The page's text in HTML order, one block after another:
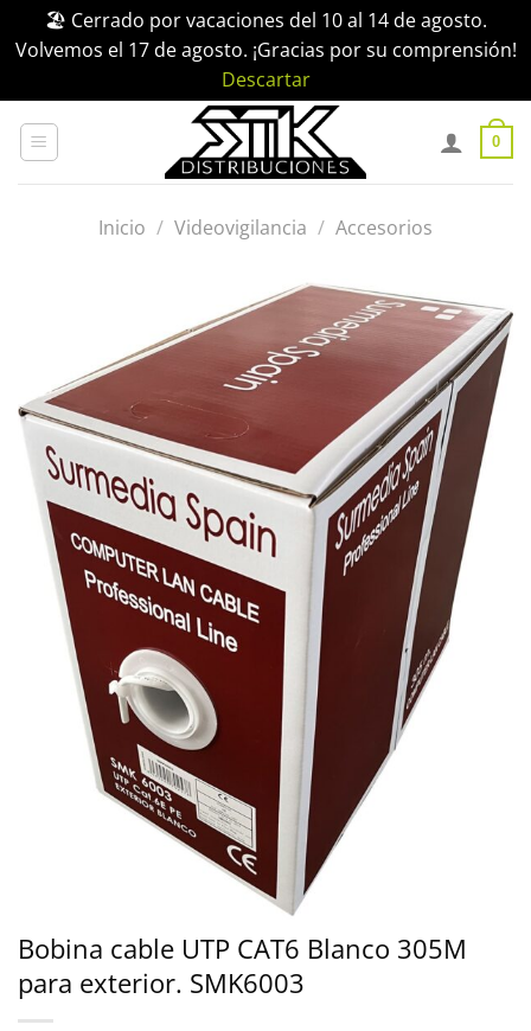
🏖️ Cerrado por vacaciones del 10 al 14 de agosto.
Volvemos el 17 de agosto. ¡Gracias por su comprensión!
Descartar
0
Inicio / Videovigilancia / Accesorios
Bobina cable UTP CAT6 Blanco 305M
para exterior. SMK6003